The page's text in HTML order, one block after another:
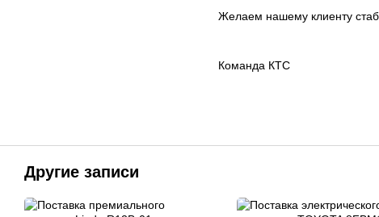
Желаем нашему клиенту
Команда КТС
Другие записи